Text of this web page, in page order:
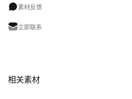
素材反馈
立即联系
相关素材